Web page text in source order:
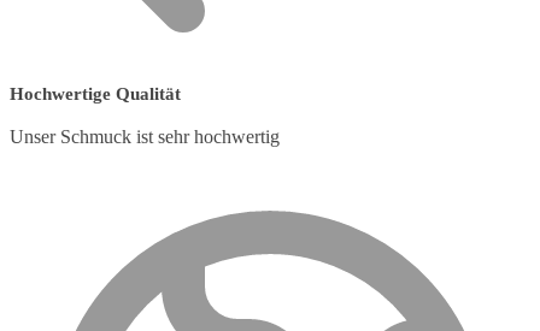
Hochwertige Qualität
Unser Schmuck ist sehr hochwertig